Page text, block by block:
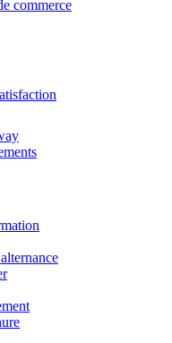
commerce